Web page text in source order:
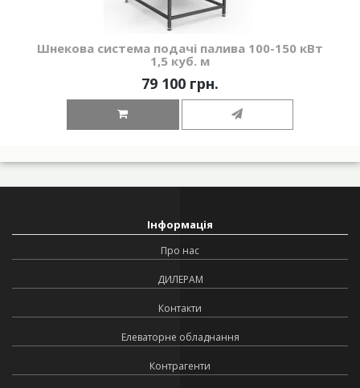
Шнекова система подачі палива 100-150 кВт
1,5 куб. м
79 100 грн.
Інформація
Про нас
ДИЛЕРАМ
Контакти
Елеваторне обладнання
Контрагенти